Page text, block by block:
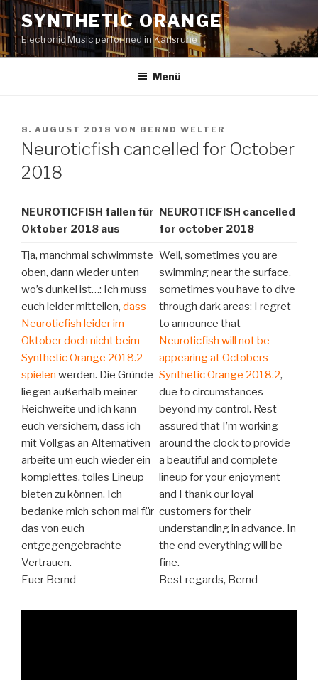
Zum
Inhalt
springen
SYNTHETIC ORANGE
Electronic Music performed in Karlsruhe
Menü
VERÖFFENTLICHT
AM
8. AUGUST 2018 VON BERND WELTER
Neuroticfish cancelled for October
2018
NEUROTICFISH fallen für
Oktober 2018 aus
NEUROTICFISH cancelled
for october 2018
Tja, manchmal schwimmste
oben, dann wieder unten
wo’s dunkel ist…: Ich muss
euch leider mitteilen, dass
Neuroticfish leider im
Oktober doch nicht beim
Synthetic Orange 2018.2
spielen werden. Die Gründe
liegen außerhalb meiner
Reichweite und ich kann
euch versichern, dass ich
mit Vollgas an Alternativen
arbeite um euch wieder ein
komplettes, tolles Lineup
bieten zu können. Ich
bedanke mich schon mal für
das von euch
entgegengebrachte
Vertrauen.
Euer Bernd
Well, sometimes you are
swimming near the surface,
sometimes you have to dive
through dark areas: I regret
to announce that
Neuroticfish will not be
appearing at Octobers
Synthetic Orange 2018.2,
due to circumstances
beyond my control. Rest
assured that I’m working
around the clock to provide
a beautiful and complete
lineup for your enjoyment
and I thank our loyal
customers for their
understanding in advance. In
the end everything will be
fine.
Best regards, Bernd